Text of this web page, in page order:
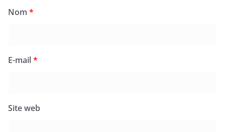
Nom *
E-mail*
Site web